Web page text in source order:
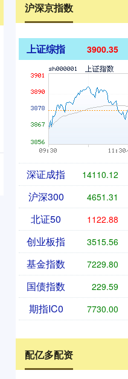
沪深京指数
上证综指 3900.35
深证成指 14110.12
沪深300 4651.31
北证50 1122.88
创业板指 3515.56
基金指数 7229.80
国债指数 229.59
期指IC0 7730.00
配亿多配资